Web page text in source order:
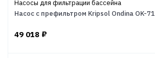
Насосы для фильтрации бассейна
Насос с префильтром Kripsol Ondina OK-71
49 018 ₽